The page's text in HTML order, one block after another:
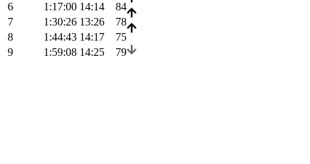
6
1:17:00 14:14
84
7
1:30:26 13:26
78
8
1:44:43 14:17
75
9
1:59:08 14:25 79